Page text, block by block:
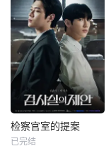
检察官室的提案
已完结